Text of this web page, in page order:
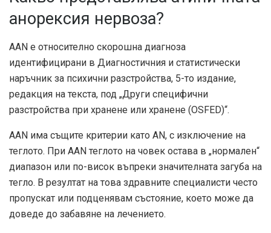
анорексия нервоза?
AAN е относително скорошна диагноза
идентифицирани в Диагностичния и статистически
наръчник за психични разстройства, 5-то издание,
редакция на текста, под „Други специфични
разстройства при хранене или хранене (OSFED)“.
AAN има същите критерии като AN, с изключение на
теглото. При AAN теглото на човек остава в „нормален“
диапазон или по-висок въпреки значителната загуба на
тегло. В резултат на това здравните специалисти често
пропускат или подценявам състояние, което може да
доведе до забавяне на лечението.